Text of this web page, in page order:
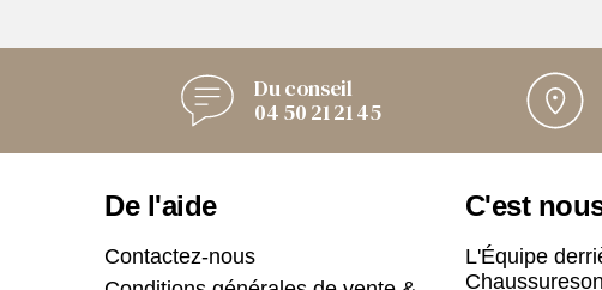
Du conseil
04 50 21 21 45
De l'aide
Contactez-nous
C'est
L'Équipe